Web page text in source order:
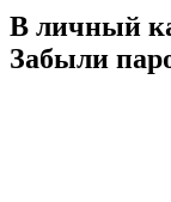
В личный
Забыли